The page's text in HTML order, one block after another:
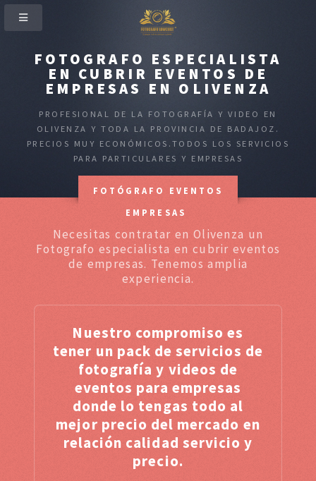
FOTOGRAFO ESPECIALISTA
EN CUBRIR EVENTOS DE
EMPRESAS EN OLIVENZA
PROFESIONAL DE LA FOTOGRAFÍA Y VIDEO EN
OLIVENZA Y TODA LA PROVINCIA DE BADAJOZ.
PRECIOS MUY ECONÓMICOS.TODOS LOS SERVICIOS
PARA PARTICULARES Y EMPRESAS
FOTÓGRAFO EVENTOS
EMPRESAS
Necesitas contratar en Olivenza un
Fotografo especialista en cubrir eventos
de empresas. Tenemos amplia
experiencia.
Nuestro compromiso es
tener un pack de servicios de
fotografía y videos de
eventos para empresas
donde lo tengas todo al
mejor precio del mercado en
relación calidad servicio y
precio.